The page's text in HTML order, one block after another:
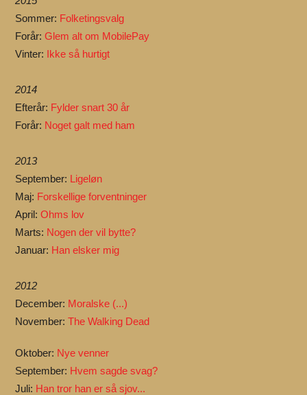
Sommer: Folketingsvalg
Forår:Glem alt om MobilePay
Vinter: Ikke så hurtigt
2014
Efterår: Fylder snart 30 år
Forår: Noget galt med ham
2013
September: Ligeløn
Maj: Forskellige forventninger
April:Ohms lov
Marts: Nogen der vil bytte?
Januar: Han elsker mig
2012
December: Moralske (...)
November:The Walking Dead
Oktober: Nye venner
September: Hvem sagde svag?
Juli: Han tror han er så sjov...